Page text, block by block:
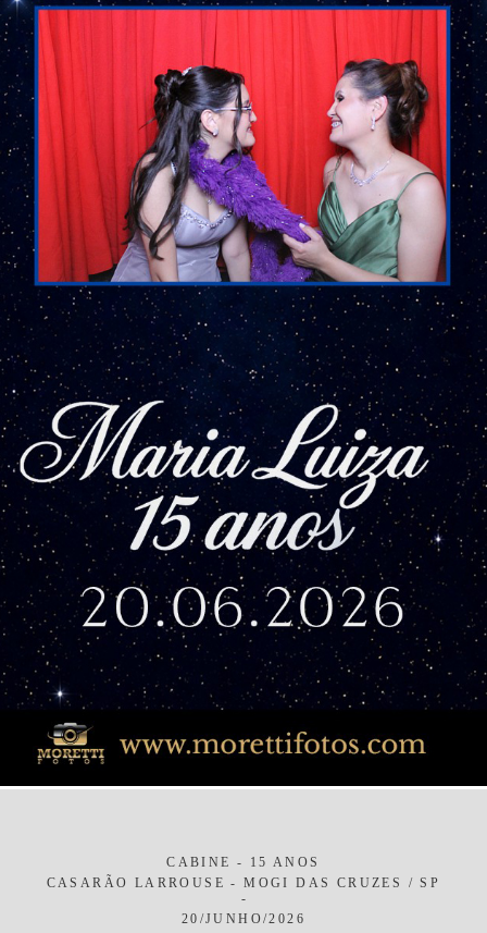
CABINE - 15 ANOS
CASARÃO LARROUSE - MOGI DAS CRUZES / SP
20/JUNHO/2026